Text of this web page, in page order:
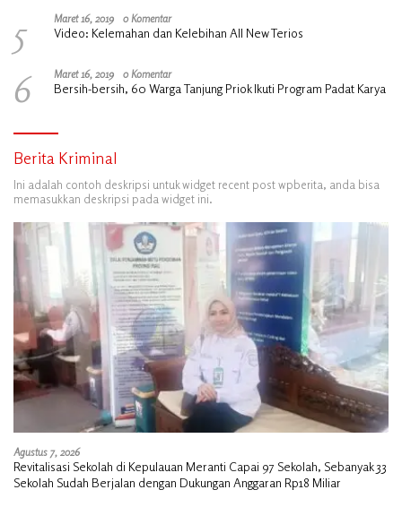
5 Maret 16, 2019 0 Komentar
Video: Kelemahan dan Kelebihan All New Terios
6 Maret 16, 2019 0 Komentar
Bersih-bersih, 60 Warga Tanjung Priok Ikuti Program Padat Karya
Berita Kriminal
Ini adalah contoh deskripsi untuk widget recent post wpberita, anda bisa
memasukkan deskripsi pada widget ini.
Agustus 7, 2026
Revitalisasi Sekolah di Kepulauan Meranti Capai 97 Sekolah, Sebanyak 33
Sekolah Sudah Berjalan dengan Dukungan Anggaran Rp18 Miliar